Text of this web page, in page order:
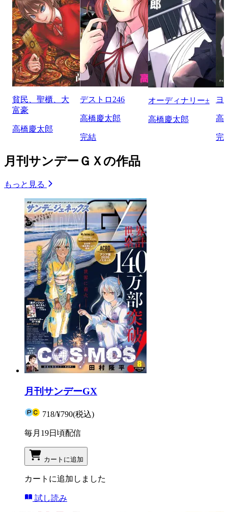
貧民、聖櫃、大
富豪
高橋慶太郎
デストロ246
高橋慶太郎
完結
オーディナリー±
高橋慶太郎
ヨ
高
完
月刊サンデーＧＸの作品
もっと見る
月刊サンデーGX
718/¥790(税込)
毎月19日頃配信
カートに追加
カートに追加しました
試し読み